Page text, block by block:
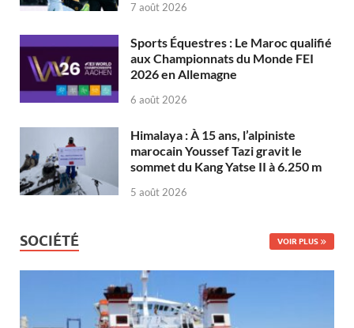
7 août 2026
Sports Équestres : Le Maroc qualifié
aux Championnats du Monde FEI
2026 en Allemagne
6 août 2026
Himalaya : À 15 ans, l’alpiniste
marocain Youssef Tazi gravit le
sommet du Kang Yatse II à 6.250 m
5 août 2026
SOCIÉTÉ VOIR PLUS